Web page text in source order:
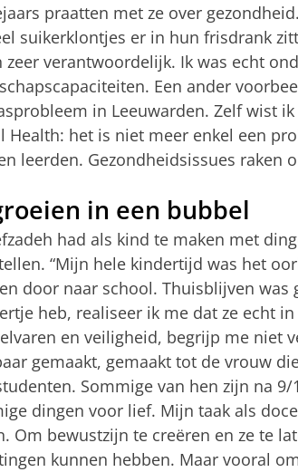
praatten met ze over
suikerklontjes er in hun frisdrank
zeer verantwoordelijk. Ik was echt
Een ander
in Leeuwarden. Zelf wist
Health: het is niet meer enkel een
leerden. Gezondheidsissues raken
in een bubbel
had als kind te maken met
“Mijn hele kindertijd was het
door naar school. Thuisblijven was
heb, realiseer ik me dat ze echt
en veiligheid, begrijp me niet
gemaakt, gemaakt tot de vrouw
Sommige van hen zijn na
dingen voor lief. Mijn taak als
Om bewustzijn te creëren en ze te
kunnen hebben. Maar vooral